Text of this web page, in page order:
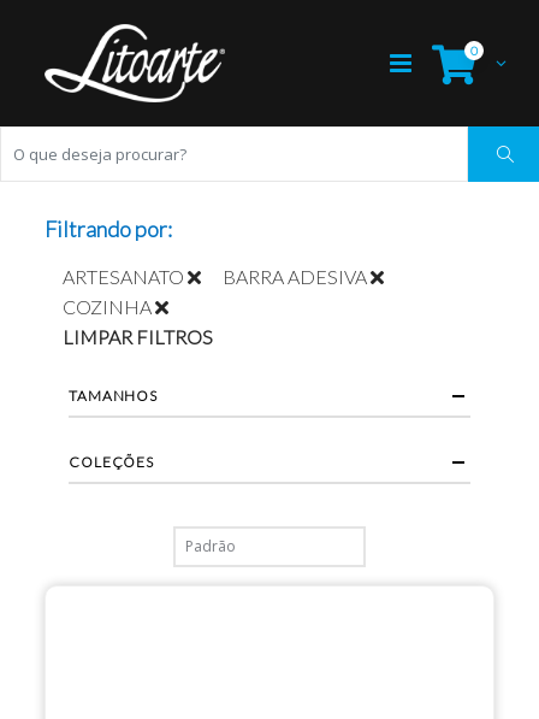
0
Filtrando por:
ARTESANATO
BARRA ADESIVA
COZINHA
LIMPAR FILTROS
TAMANHOS
COLEÇÕES